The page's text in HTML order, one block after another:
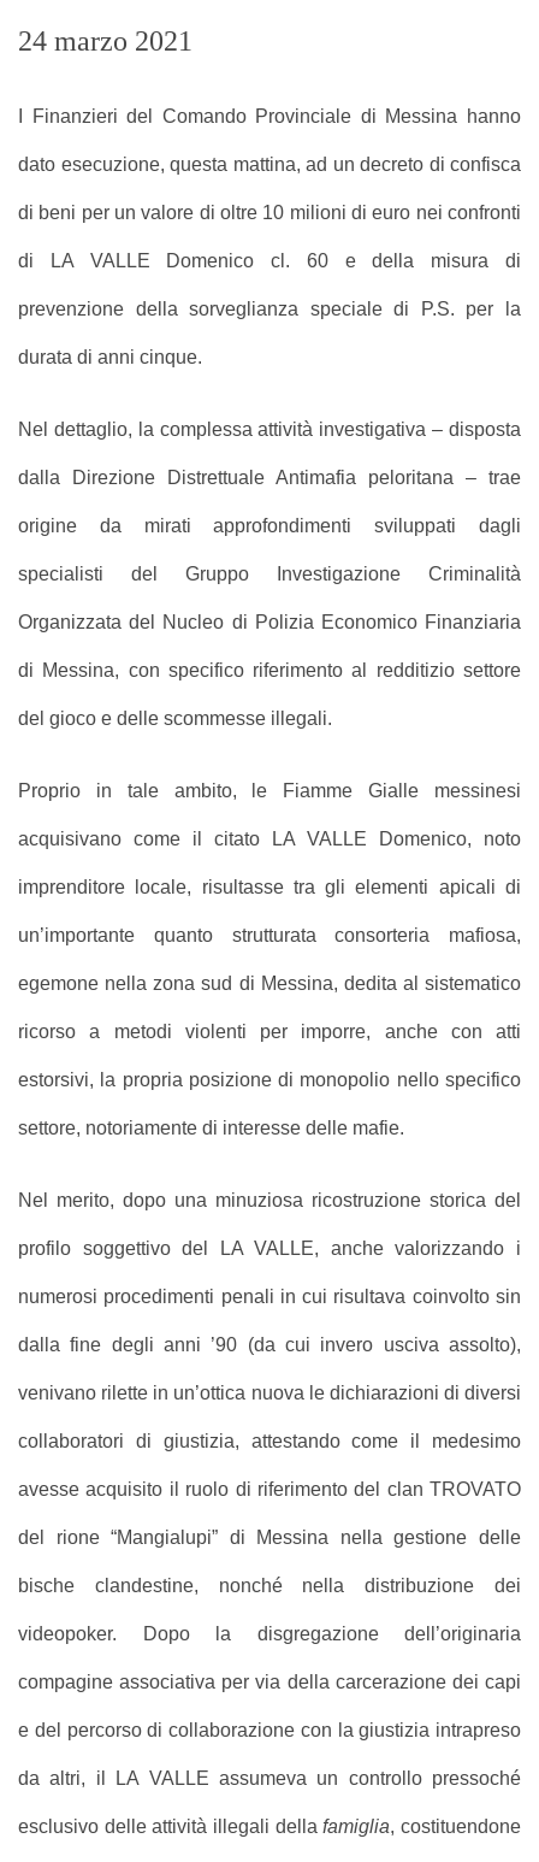
24 marzo 2021
I Finanzieri del Comando Provinciale di Messina hanno
dato esecuzione, questa mattina, ad un decreto di confisca
di beni per un valore di oltre 10 milioni di euro nei confronti
di LA VALLE Domenico cl. 60 e della misura di
prevenzione della sorveglianza speciale di P.S. per la
durata di anni cinque.
Nel dettaglio, la complessa attività investigativa – disposta
dalla Direzione Distrettuale Antimafia peloritana – trae
origine da mirati approfondimenti sviluppati dagli
specialisti del Gruppo Investigazione Criminalità
Organizzata del Nucleo di Polizia Economico Finanziaria
di Messina, con specifico riferimento al redditizio settore
del gioco e delle scommesse illegali.
Proprio in tale ambito, le Fiamme Gialle messinesi
acquisivano come il citato LA VALLE Domenico, noto
imprenditore locale, risultasse tra gli elementi apicali di
un’importante quanto strutturata consorteria mafiosa,
egemone nella zona sud di Messina, dedita al sistematico
ricorso a metodi violenti per imporre, anche con atti
estorsivi, la propria posizione di monopolio nello specifico
settore, notoriamente di interesse delle mafie.
Nel merito, dopo una minuziosa ricostruzione storica del
profilo soggettivo del LA VALLE, anche valorizzando i
numerosi procedimenti penali in cui risultava coinvolto sin
dalla fine degli anni ’90 (da cui invero usciva assolto),
venivano rilette in un’ottica nuova le dichiarazioni di diversi
collaboratori di giustizia, attestando come il medesimo
avesse acquisito il ruolo di riferimento del clan TROVATO
del rione “Mangialupi” di Messina nella gestione delle
bische clandestine, nonché nella distribuzione dei
videopoker. Dopo la disgregazione dell’originaria
compagine associativa per via della carcerazione dei capi
e del percorso di collaborazione con la giustizia intrapreso
da altri, il LA VALLE assumeva un controllo pressoché
esclusivo delle attività illegali dellafamiglia, costituendone